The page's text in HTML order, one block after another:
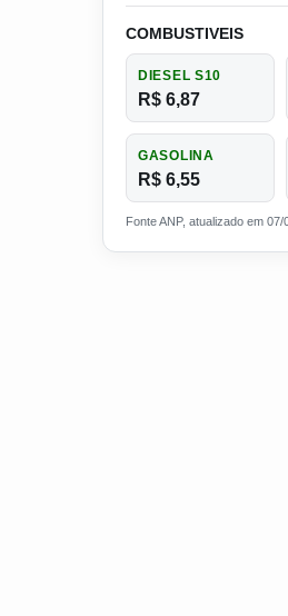
COMBUSTIVEIS
DIESEL S10
R$ 6,87
GASOLINA
R$ 6,55
Fonte ANP, atualizado em 07/